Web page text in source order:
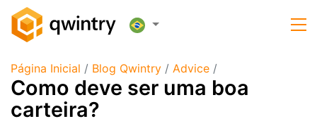
Página Inicial / Blog Qwintry / Advice /
Como deve ser uma boa
carteira?